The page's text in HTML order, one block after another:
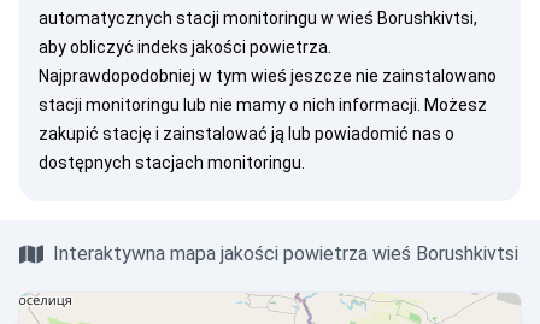
automatycznych stacji monitoringu w wieś Borushkivtsi,
aby obliczyć indeks jakości powietrza.
Najprawdopodobniej w tym wieś jeszcze nie zainstalowano
stacji monitoringu lub nie mamy o nich informacji. Możesz
zakupić stację i zainstalować ją lub powiadomić nas o
dostępnych stacjach monitoringu.
Interaktywna mapa jakości powietrza wieś Borushkivtsi